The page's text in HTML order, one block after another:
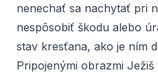
nenechať sa nachytať pri
nespôsobiť škodu alebo
stav kresťana, ako je ním
Pripojenými obrazmi